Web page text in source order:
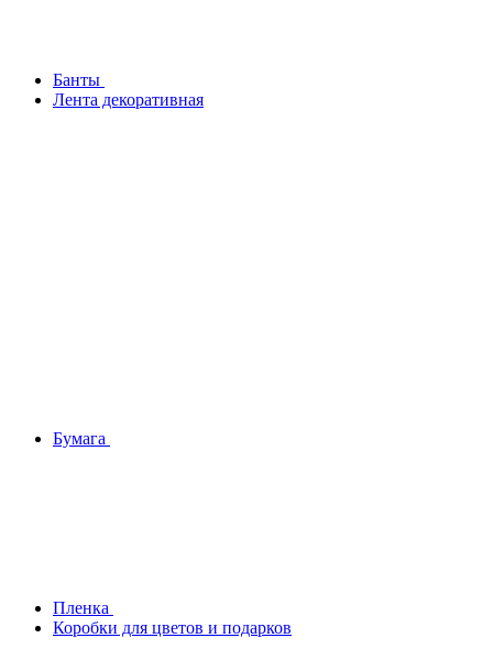
Банты
Лента декоративная
Бумага
Плeнка
Коробки для цветов и подарков